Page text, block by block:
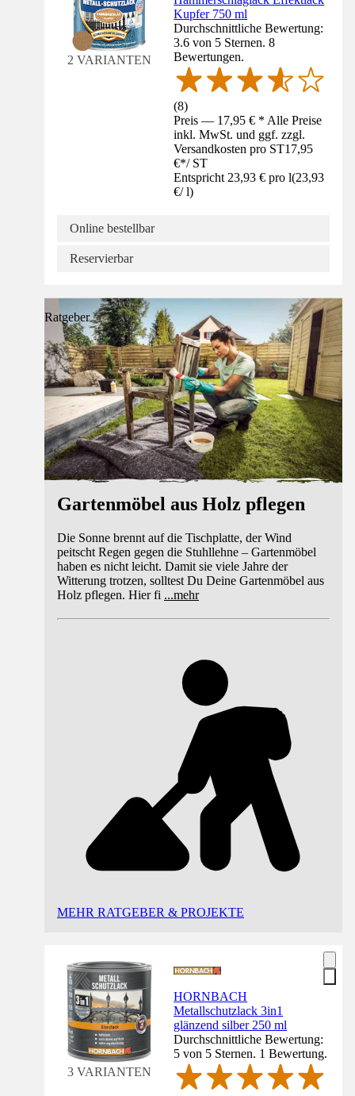
2 VARIANTEN
Kupfer 750 ml
Durchschnittliche Bewertung:
3.6 von 5 Sternen. 8
Bewertungen.
(8)
Preis — 17,95 € * Alle Preise
inkl. MwSt. und ggf. zzgl.
Versandkosten pro ST17,95
€*/ ST
Entspricht 23,93 € pro l(23,93
€/ l)
Online bestellbar
Reservierbar
Ratgeber
Gartenmöbel aus Holz pflegen
Die Sonne brennt auf die Tischplatte, der Wind
peitscht Regen gegen die Stuhllehne – Gartenmöbel
haben es nicht leicht. Damit sie viele Jahre der
Witterung trotzen, solltest Du Deine Gartenmöbel aus
Holz pflegen. Hier fi ...mehr
MEHR RATGEBER & PROJEKTE
3 VARIANTEN
HORNBACH
Metallschutzlack 3in1
glänzend silber 250 ml
Durchschnittliche Bewertung:
5 von 5 Sternen. 1 Bewertung.